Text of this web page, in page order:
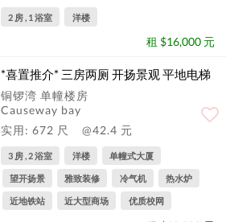
2 房 , 1 浴室 洋楼
租 $16,000 元
*喜置推介* 三房两厕 开扬景观 平地电梯
铜锣湾 单幢楼房
Causeway bay
实用: 672 尺
@42.4 元
3 房 , 2 浴室 洋楼 单幢式大厦
望开扬景 雅致装修 冷气机 热水炉
近地铁站 近大型商场 优质校网